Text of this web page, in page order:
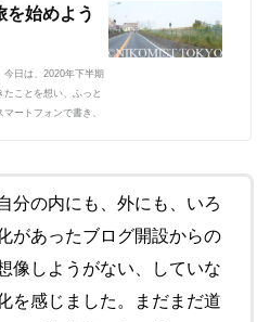
を始めよう
今日は、2020年下半期
ことを想い、ふっと
ートフォンで書き、
い会いたい人達に会...
分の内にも、外にも、いろ
があったブログ開設からの
像しようがない、していな
を感じました。まだまだ道